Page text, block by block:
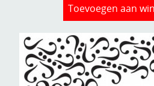
Toevoegen aan